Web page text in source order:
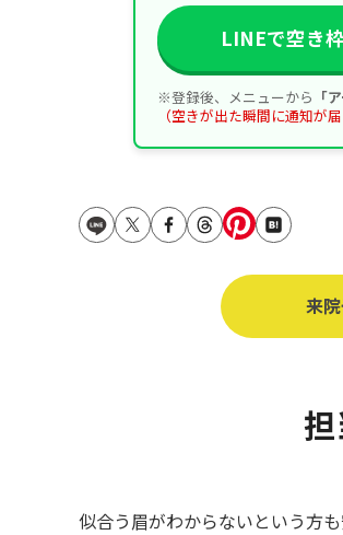
名古屋
福岡
LINEで空き枠通
※登録後、メニューから 「
（空きが出た瞬間に通知が届
来
似合う眉がわからないという方